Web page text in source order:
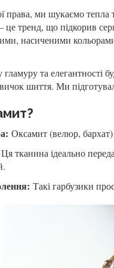
права, ми шукаємо
тренд, що підкорив
насиченими
гламуру та
шиття. Ми
Оксамит (велюр, бархат)
Ця тканина ідеально
Такі гарбузики